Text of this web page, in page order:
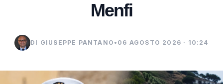
Menfi
DI GIUSEPPE PANTANO • 06 AGOSTO 2026 · 10:24